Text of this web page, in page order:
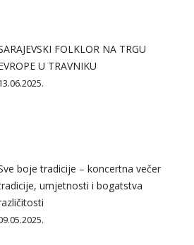
FOLKLOR NA TRGU
U TRAVNIKU
boje tradicije – koncertna večer
umjetnosti i bogatstva